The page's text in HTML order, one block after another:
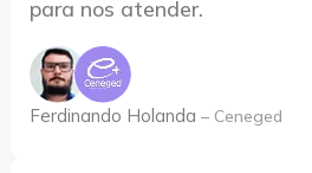
para nos atender.
Ferdinando Holanda – Ceneged